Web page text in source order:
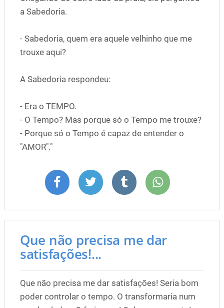
a Sabedoria.
- Sabedoria, quem era aquele velhinho que me
trouxe aqui?
A Sabedoria respondeu:
- Era o TEMPO.
- O Tempo? Mas porque só o Tempo me trouxe?
- Porque só o Tempo é capaz de entender o
"AMOR"."
Que não precisa me dar
satisfações!...
Que não precisa me dar satisfações! Seria bom
poder controlar o tempo. O transformaria num